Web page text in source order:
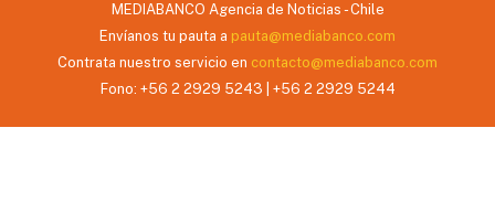
MEDIABANCO Agencia de Noticias - Chile
Envíanos tu pauta a pauta@mediabanco.com
Contrata nuestro servicio en contacto@mediabanco.com
Fono: +56 2 2929 5243 | +56 2 2929 5244